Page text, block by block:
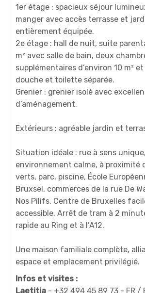
1er étage : spacieux séjour
manger avec accès terrasse et
entièrement équipée.
2e étage : hall de nuit, suite
m² avec salle de bain, deux
supplémentaires d’environ 10 m² et
douche et toilette séparée.
Grenier : grenier isolé avec
d’aménagement.
Extérieurs : agréable jardin et
Situation idéale : rue à sens unique,
environnement calme, à proximité
verts, parc, piscine, École
Bruxsel, commerces de la rue De
Nos Pilifs. Centre de Bruxelles
accessible. Arrêt de tram à 2
rapide au Ring et à l’A12.
Une maison familiale complète,
espace et emplacement privilégié.
Infos et visites :
Laetitia - +32 494 45 89 73 - FR /